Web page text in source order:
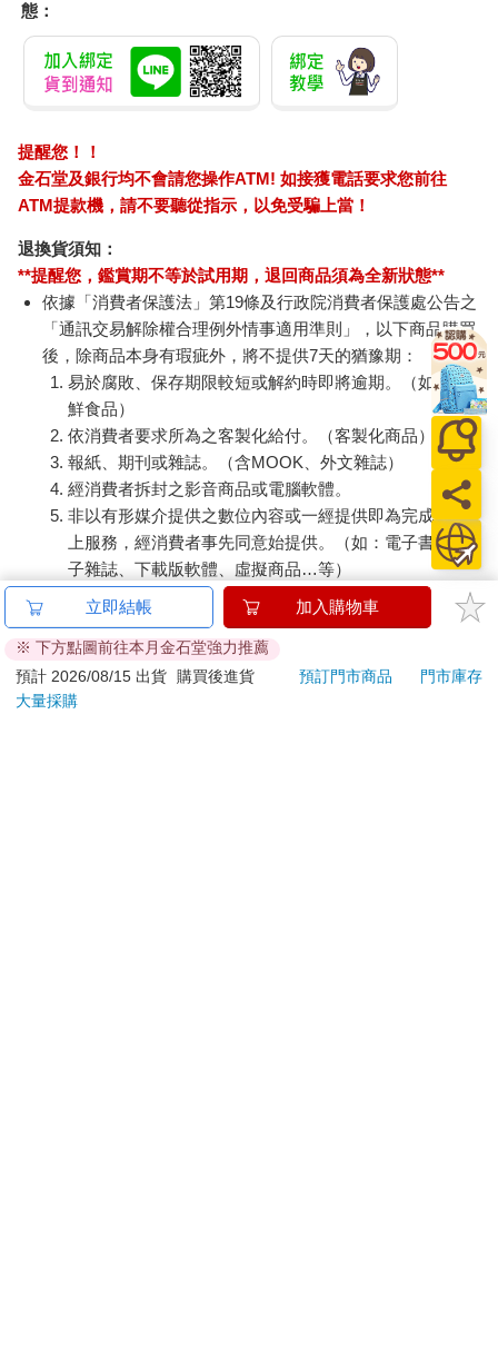
態：
提醒您！！
金石堂及銀行均不會請您操作ATM! 如接獲電話要求您前往
ATM提款機，請不要聽從指示，以免受騙上當！
退換貨須知：
**提醒您，鑑賞期不等於試用期，退回商品須為全新狀態**
依據「消費者保護法」第19條及行政院消費者保護處公告之
「通訊交易解除權合理例外情事適用準則」，以下商品購買
後，除商品本身有瑕疵外，將不提供7天的猶豫期：
易於腐敗、保存期限較短或解約時即將逾期。（如：生
鮮食品）
依消費者要求所為之客製化給付。（客製化商品）
報紙、期刊或雜誌。（含MOOK、外文雜誌）
經消費者拆封之影音商品或電腦軟體。
非以有形媒介提供之數位內容或一經提供即為完成之線
上服務，經消費者事先同意始提供。（如：電子書、電
子雜誌、下載版軟體、虛擬商品…等）
已拆封之個人衛生用品。（如：內衣褲、刮鬍刀、除毛
若非上列種類商品，均享有到貨7天的猶豫期（含例假
日）。
辦理退換貨時，商品（組合商品恕無法接受單獨退貨）必須
立即結帳 加入購物車
※ 下方點圖前往本月金石堂強力推薦
預計 2026/08/15 出貨
購買後進貨 預訂門市商品
門市庫存
大量採購